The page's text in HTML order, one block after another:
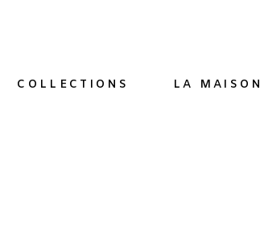
COLLECTIONS LA MAISON